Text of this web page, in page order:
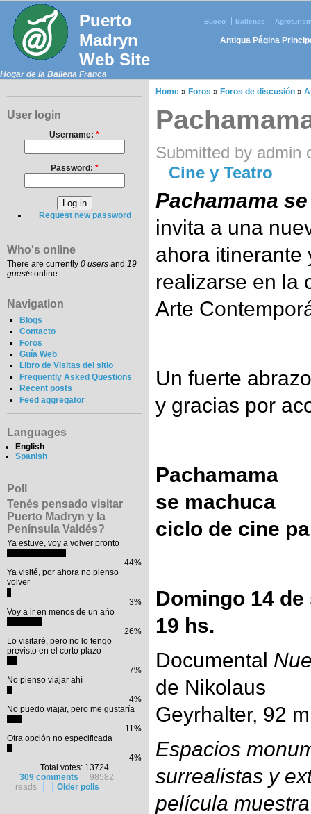
Puerto
Madryn
Web Site
Hogar de la Ballena Franca
Buceo Ballenas
Antigua Página
User login
Username: *
Password: *
Request new password
Who's online
There are currently 0 users and 19
guests online.
Navigation
Blogs
Contacto
Foros
Guía Web
Libro de Visitas del sitio
Frequently Asked Questions
Recent posts
Feed aggregator
Languages
English
Spanish
Poll
Tenés pensado visitar
Puerto Madryn y la
Península Valdés?
Ya estuve, voy a volver pronto
44%
Ya visité, por ahora no pienso
volver
3%
Voy a ir en menos de un año
26%
Lo visitaré, pero no lo tengo
previsto en el corto plazo
7%
No pienso viajar ahí
4%
No puedo viajar, pero me gustaría
11%
Otra opción no especificada
4%
Total votes: 13724
309 comments
98582
reads
Older polls
Home » Foros » Foros de discusión »
Submitted by admin
Cine y Teatro
Pachamama
invita a una
ahora itinerante
realizarse en la
Arte
Un fuerte abrazo
y gracias por
Pachamama
se machuca
ciclo de cine
Domingo 14
19 hs.
Documental
de Nikolaus
Geyrhalter, 92
Espacios
surrealistas y
película